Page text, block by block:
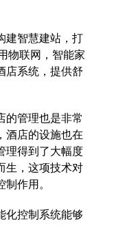
智慧建站，打
物联网，智能家
店系统，提供舒
管理也是非常
酒店的设施也在
理得到了大幅度
生，这项技术对
作用。
控制系统能够